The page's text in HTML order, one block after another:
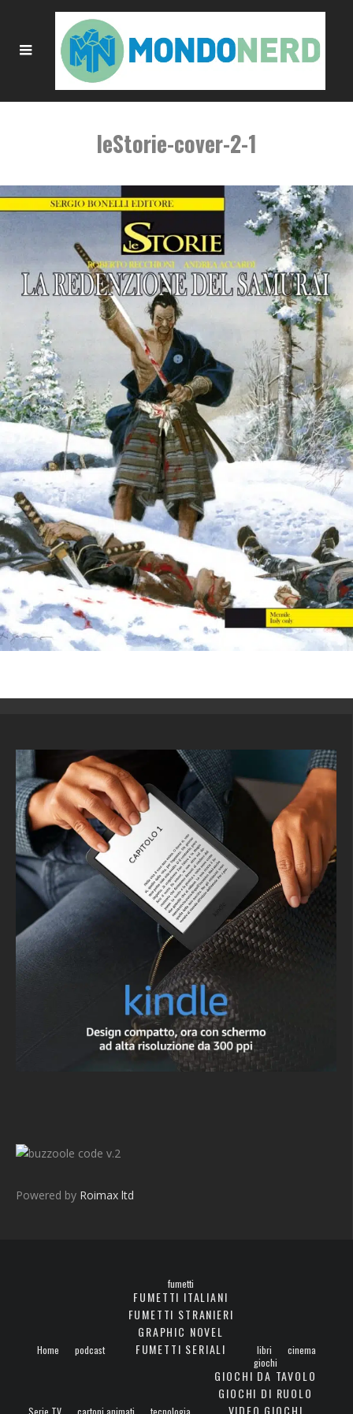
leStorie-cover-2-1
v.2
Powered by Roimax ltd
Home podcast
fumetti
FUMETTI ITALIANI
FUMETTI STRANIERI
GRAPHIC NOVEL
FUMETTI SERIALI
libri cinema
Serie TV cartoni animati tecnologia
giochi
GIOCHI DA TAVOLO
GIOCHI DI RUOLO
VIDEO GIOCHI